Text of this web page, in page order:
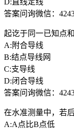
答案问询微信：
起讫于同一已知点
A:附合导线
B:结点导线网
C:支导线
D:闭合导线
答案问询微信：
在水准测量中，若
A:A点比B点低